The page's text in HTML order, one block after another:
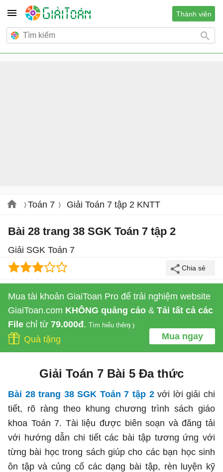
Thành viên
Toán 7 Giải Toán 7 tập 2 KNTT
Bài 28 trang 38 SGK Toán 7 tập 2
Giải SGK Toán 7
Mua tài khoản GiaiToan Pro để trải nghiệm website
GiaiToan.com KHÔNG quảng cáo & Tải tất cả các
File chỉ từ 79.000đ. Tìm hiểu thêm
Mua ngay
Quà tặng
Giải Toán 7 Bài 5 Đa thức
Bài 28 trang 38 SGK Toán 7 tập 2với lời giải chi
tiết, rõ ràng theo khung chương trình sách giáo
khoa Toán 7. Tài liệu được biên soạn và đăng tải
với hướng dẫn chi tiết các bài tập tương ứng với
từng bài học trong sách giúp cho các bạn học sinh
ôn tập và củng cố các dạng bài tập, rèn luyện kỹ